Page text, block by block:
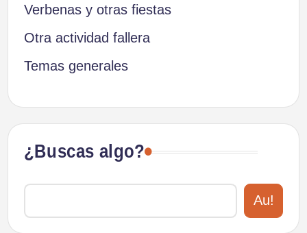
Verbenas y otras fiestas
Otra actividad fallera
Temas generales
¿Buscas algo?
Au!